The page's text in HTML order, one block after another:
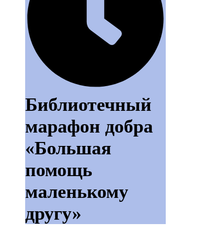
Библиотечный
марафон добра
«Большая
помощь
маленькому
другу»